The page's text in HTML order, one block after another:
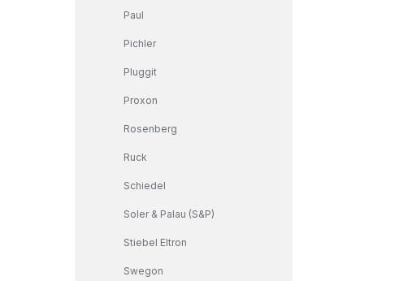
Paul
Pichler
Pluggit
Proxon
Rosenberg
Ruck
Schiedel
Soler & Palau (S&P)
Stiebel Eltron
Swegon